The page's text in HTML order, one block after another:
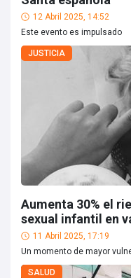
12 Abril 2025, 14:52
Este evento es impulsado
JUSTICIA
Aumenta 30% el
sexual infantil en
11 Abril 2025, 17:19
Un momento de mayor
SALUD